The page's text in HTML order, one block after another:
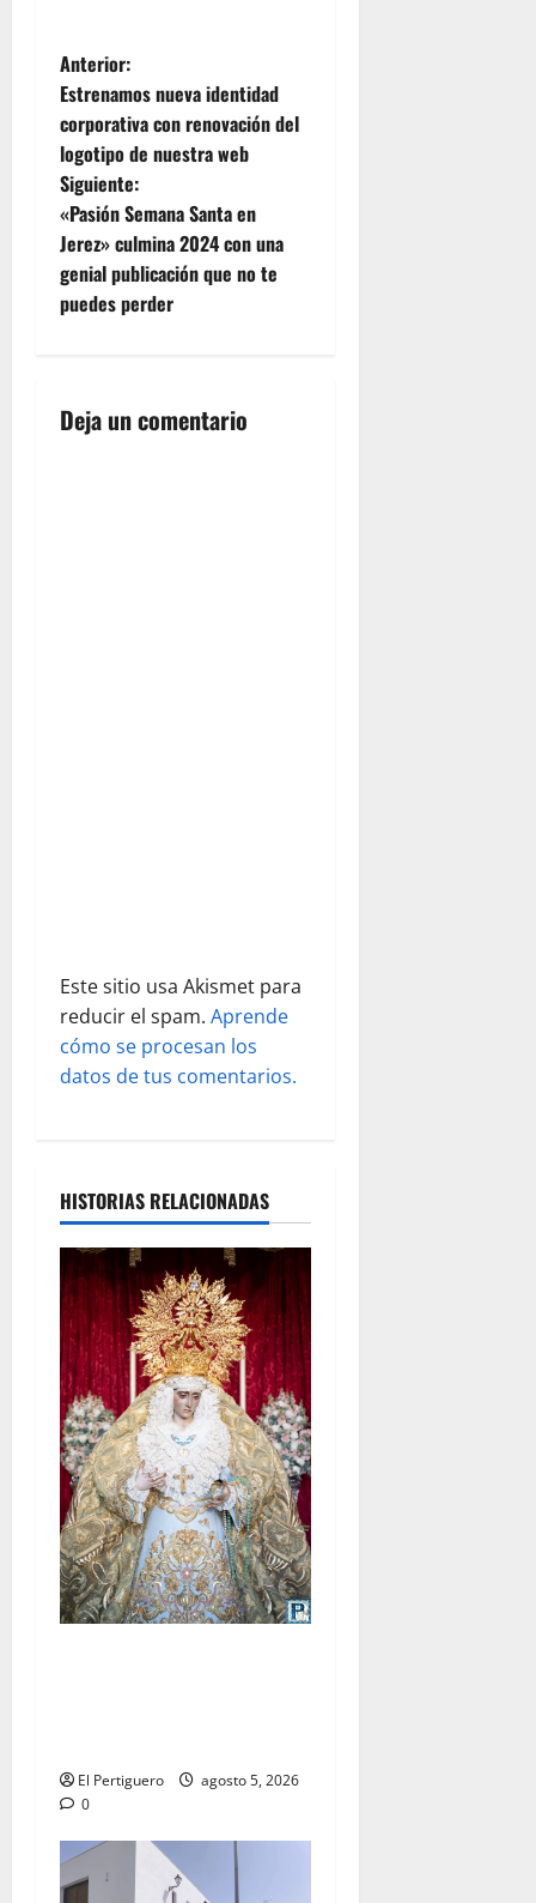
N
a
v
e
g
a
i
a
s
Anterior:
Estrenamos nueva identidad
corporativa con renovación del
logotipo de nuestra web
Siguiente:
«Pasión Semana Santa en
Jerez» culmina 2024 con una
genial publicación que no te
puedes perder
Deja un comentario
Este sitio usa Akismet para
reducir el spam. Aprende
cómo se procesan los
datos de tus comentarios.
HISTORIAS RELACIONADAS
El Pertiguero
agosto 5, 2026
0